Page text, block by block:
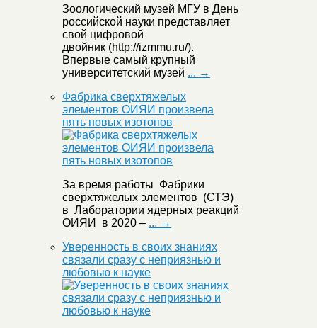
Зоологический музей МГУ в День
российской науки представляет
свой цифровой
двойник (http://izmmu.ru/).
Впервые самый крупный
университетский музей ... →
Фабрика сверхтяжелых
элементов ОИЯИ произвела
пять новых изотопов
За время работы Фабрики
сверхтяжелых элементов (СТЭ)
в Лаборатории ядерных реакций
ОИЯИ в 2020 – ... →
Уверенность в своих знаниях
связали сразу с неприязнью и
любовью к науке